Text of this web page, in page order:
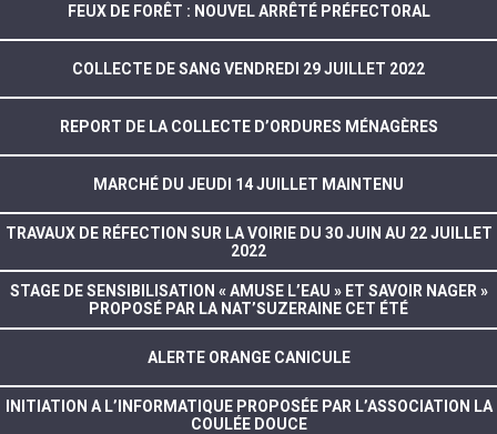
FEUX DE FORÊT : NOUVEL ARRÊTÉ PRÉFECTORAL
COLLECTE DE SANG VENDREDI 29 JUILLET 2022
REPORT DE LA COLLECTE D’ORDURES MÉNAGÈRES
MARCHÉ DU JEUDI 14 JUILLET MAINTENU
TRAVAUX DE RÉFECTION SUR LA VOIRIE DU 30 JUIN AU 22 JUILLET
2022
STAGE DE SENSIBILISATION « AMUSE L’EAU » ET SAVOIR NAGER »
PROPOSÉ PAR LA NAT’SUZERAINE CET ÉTÉ
ALERTE ORANGE CANICULE
INITIATION A L’INFORMATIQUE PROPOSÉE PAR L’ASSOCIATION LA
COULÉE DOUCE